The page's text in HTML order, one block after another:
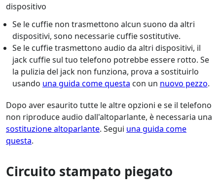
dispositivo
Se le cuffie non trasmettono alcun suono da altri
dispositivi, sono necessarie cuffie sostitutive.
Se le cuffie trasmettono audio da altri dispositivi, il
jack cuffie sul tuo telefono potrebbe essere rotto. Se
la pulizia del jack non funziona, prova a sostituirlo
usando una guida come questa con un nuovo pezzo.
Dopo aver esaurito tutte le altre opzioni e se il telefono
non riproduce audio dall'altoparlante, è necessaria una
sostituzione altoparlante. Segui una guida come
questa.
Circuito stampato piegato